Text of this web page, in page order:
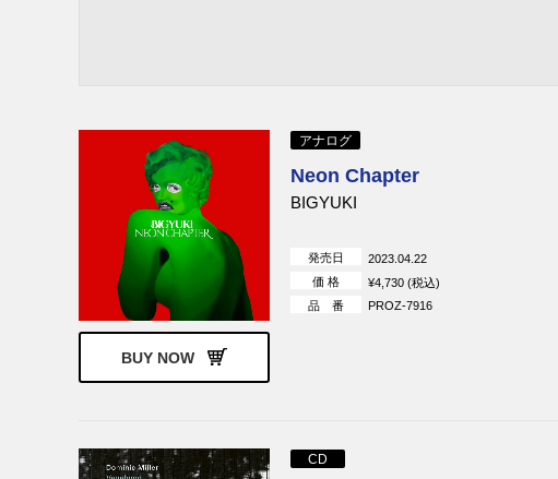
BUY NOW
アナログ
Neon Chapter
BIGYUKI
発売日
2023.04.22
価 格
¥4,730 (税込)
品 番
PROZ-7916
CD